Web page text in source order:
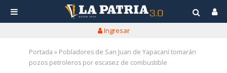
Ingresar
Portada » Pobladores de San Juan de Yapacaní tomarán
pozos petroleros por escasez de combustible